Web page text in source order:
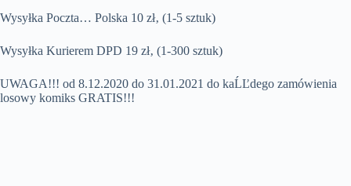
Wysyłka Poczta… Polska 10 zł‚ (1-5 sztuk)
Wysyłka Kurierem DPD 19 zł‚ (1-300 sztuk)
UWAGA!!! od 8.12.2020 do 31.01.2021 do kaĹĽdego zamówienia
losowy komiks GRATIS!!!